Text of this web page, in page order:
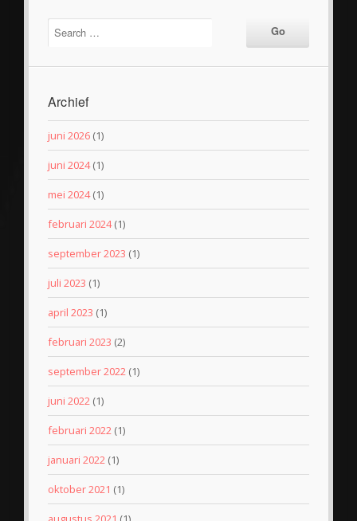
Archief
juni 2026 (1)
juni 2024(1)
mei 2024(1)
februari 2024(1)
september 2023 (1)
juli 2023 (1)
april 2023 (1)
februari 2023 (2)
september 2022 (1)
juni 2022 (1)
februari 2022 (1)
januari 2022 (1)
oktober 2021 (1)